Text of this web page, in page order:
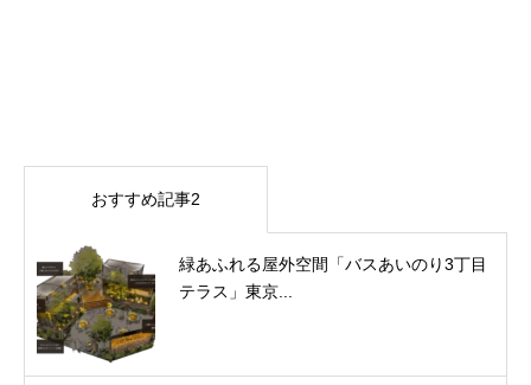
おすすめ記事2
緑あふれる屋外空間「バスあいのり3丁目
テラス」東京...